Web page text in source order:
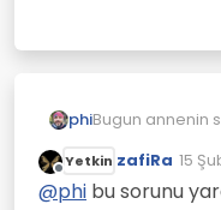
phiBugun annenin
sebebi ailesi.
Buna bagli
var mi acaba?
Çevrimdışı
Yetkin zafiRa 15
Son
@phi bu sorunu